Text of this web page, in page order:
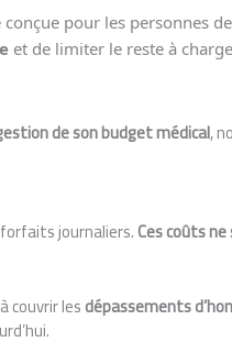
pour les personnes
et de limiter le reste à
de son budget médical,
journaliers.Ces coûts
couvrir lesdépassements